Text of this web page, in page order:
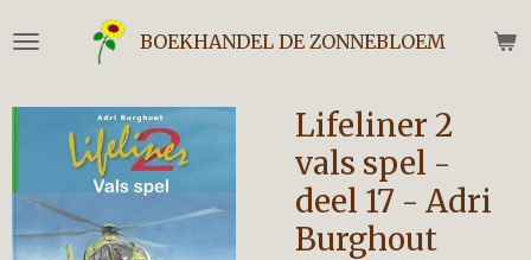
direct
de
hoofdinhoud
BOEKHANDEL DE ZONNEBLOEM
Lifeliner 2
vals spel -
deel 17 - Adri
Burghout